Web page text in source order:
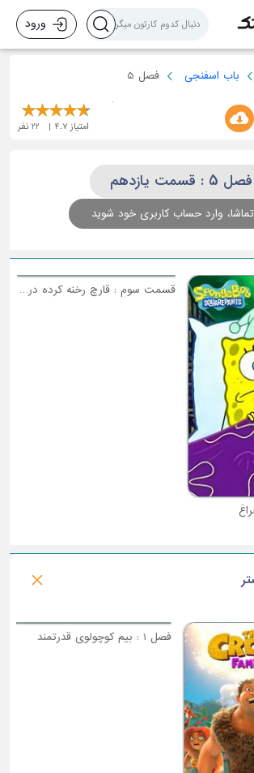
ورود
باب اسفنجی فصل 5
امتیاز 4.7
22 نفر
فصل 5 : قسمت یازدهم
وارد حساب کاربری خود شوید